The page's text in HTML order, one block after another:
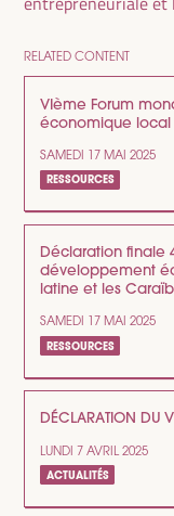
RELATED CONTENT
VIème Forum
économique local
SAMEDI 17 MAI 2025
RESSOURCES
Déclaration finale
développement
latine et les
SAMEDI 17 MAI 2025
RESSOURCES
DÉCLARATION DU
LUNDI 7 AVRIL 2025
ACTUALITÉS